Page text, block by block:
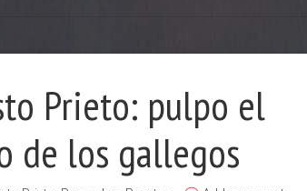
Prieto: pulpo el
de los gallegos